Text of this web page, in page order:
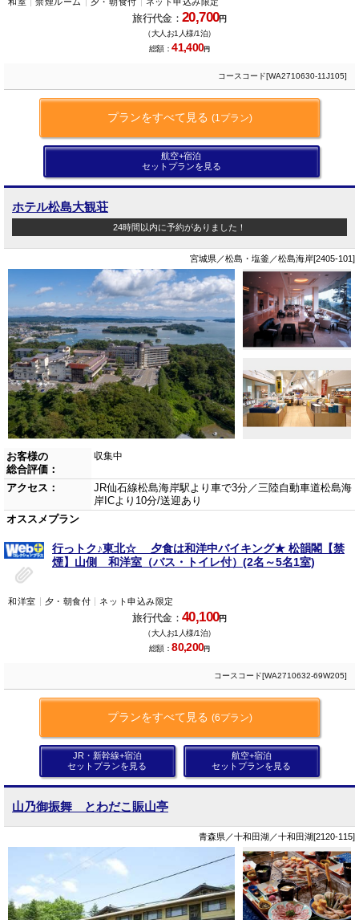
旅行代金：20,700円
（大人お1人様/1泊）
総額：41,400円
コースコード[WA2710630-11J105]
プランをすべて見る (1プラン)
航空+宿泊
セットプランを見る
ホテル松島大観荘
24時間以内に予約がありました！
宮城県／松島・塩釜／松島海岸[2405-101]
お客様の
総合評価：
収集中
アクセス：
JR仙石線松島海岸駅より車で3分／三陸自動車道松島海
岸ICより10分/送迎あり
オススメプラン
行っトク♪東北☆ 夕食は和洋中バイキング★ 松韻閣【禁
煙】山側 和洋室（バス・トイレ付）(2名～5名1室)
和洋室 夕・朝食付 ネット申込み限定
旅行代金：40,100円
（大人お1人様/1泊）
総額：80,200円
コースコード[WA2710632-69W205]
プランをすべて見る (6プラン)
JR・新幹線+宿泊
セットプランを見る
航空+宿泊
セットプランを見る
山乃御振舞 とわだこ賑山亭
青森県／十和田湖／十和田湖[2120-115]